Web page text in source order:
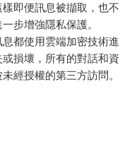
即便訊息被擷取，也不
步增強隱私保護。
息都使用雲端加密技術進
損壞，所有的對話和資
經授權的第三方訪問。